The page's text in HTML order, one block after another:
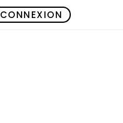
CONNEXION